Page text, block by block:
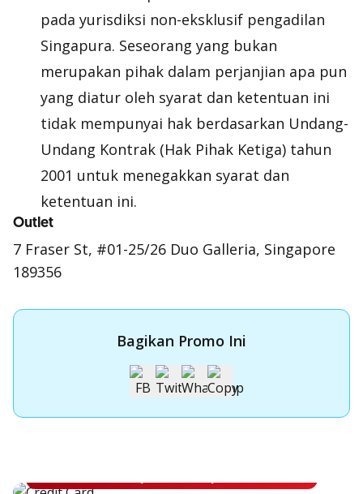
pada yurisdiksi non-eksklusif pengadilan
Singapura. Seseorang yang bukan
merupakan pihak dalam perjanjian apa pun
yang diatur oleh syarat dan ketentuan ini
tidak mempunyai hak berdasarkan Undang-
Undang Kontrak (Hak Pihak Ketiga) tahun
2001 untuk menegakkan syarat dan
ketentuan ini.
Outlet
7 Fraser St, #01-25/26 Duo Galleria, Singapore
189356
Bagikan Promo Ini
Apply Kartu Kredit OCBC NISP